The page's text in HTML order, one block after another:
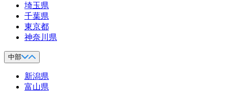
埼玉県
千葉県
東京都
神奈川県
中部
新潟県
富山県